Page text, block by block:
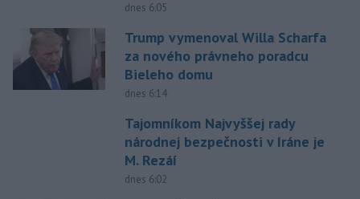
dnes 6:05
Trump vymenoval Willa Scharfa
za nového právneho poradcu
Bieleho domu
dnes 6:14
Tajomníkom Najvyššej rady
národnej bezpečnosti v Iráne je
M. Rezáí
dnes 6:02